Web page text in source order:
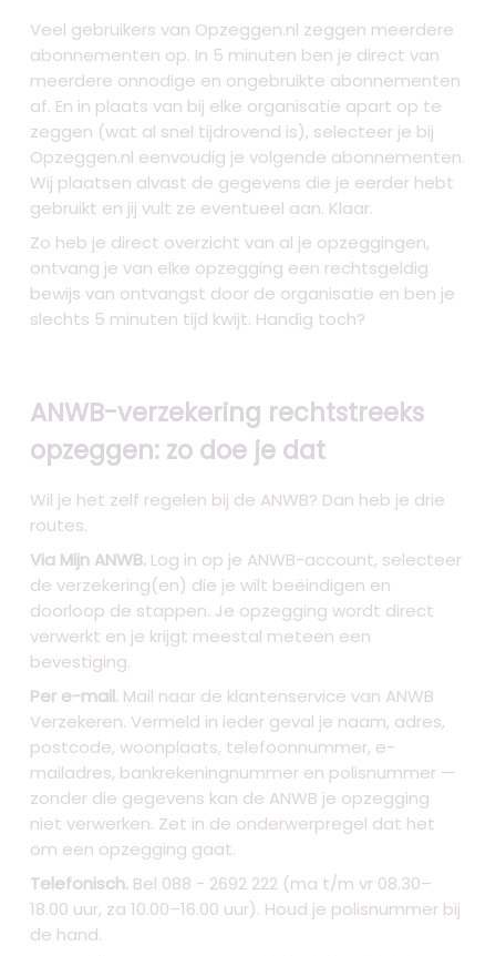
Veel gebruikers van Opzeggen.nl zeggen meerdere
abonnementen op. In 5 minuten ben je direct van
meerdere onnodige en ongebruikte abonnementen
af. En in plaats van bij elke organisatie apart op te
zeggen (wat al snel tijdrovend is), selecteer je bij
Opzeggen.nl eenvoudig je volgende abonnementen.
Wij plaatsen alvast de gegevens die je eerder hebt
gebruikt en jij vult ze eventueel aan. Klaar.
Zo heb je direct overzicht van al je opzeggingen,
ontvang je van elke opzegging een rechtsgeldig
bewijs van ontvangst door de organisatie en ben je
slechts 5 minuten tijd kwijt. Handig toch?
ANWB-verzekering rechtstreeks
opzeggen: zo doe je dat
Wil je het zelf regelen bij de ANWB? Dan heb je drie
routes.
Via Mijn ANWB. Log in op je ANWB-account, selecteer
de verzekering(en) die je wilt beëindigen en
doorloop de stappen. Je opzegging wordt direct
verwerkt en je krijgt meestal meteen een
bevestiging.
Per e-mail. Mail naar de klantenservice van ANWB
Verzekeren. Vermeld in ieder geval je naam, adres,
postcode, woonplaats, telefoonnummer, e-
mailadres, bankrekeningnummer en polisnummer —
zonder die gegevens kan de ANWB je opzegging
niet verwerken. Zet in de onderwerpregel dat het
om een opzegging gaat.
Telefonisch. Bel 088 - 2692 222 (ma t/m vr 08.30–
18.00 uur, za 10.00–16.00 uur). Houd je polisnummer bij
de hand.